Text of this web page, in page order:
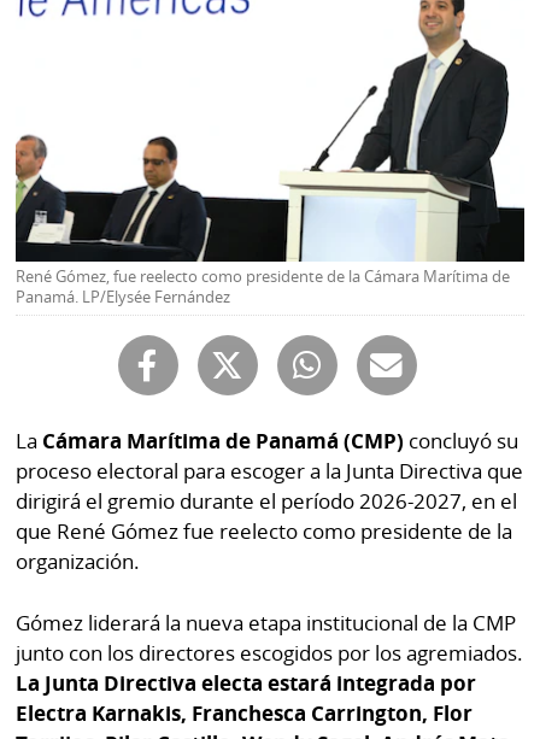
E-
Paper
Buscador
Comunicados
Catálogos
digital
Luctuosas
Contenido
marcas
RSS
Temas
Autores
Notas
lector
Buenas
prácticas
OTROS
SITIOS
Metro Mi
René Gómez, fue reelecto como presidente de la Cámara Marítima de
Panamá. LP/Elysée Fernández
La Cámara Marítima de Panamá (CMP) concluyó su
proceso electoral para escoger a la Junta Directiva que
dirigirá el gremio durante el período 2026-2027, en el
que René Gómez fue reelecto como presidente de la
organización.
Gómez liderará la nueva etapa institucional de la CMP
junto con los directores escogidos por los agremiados.
La Junta Directiva electa estará integrada por
Electra Karnakis, Franchesca Carrington, Flor